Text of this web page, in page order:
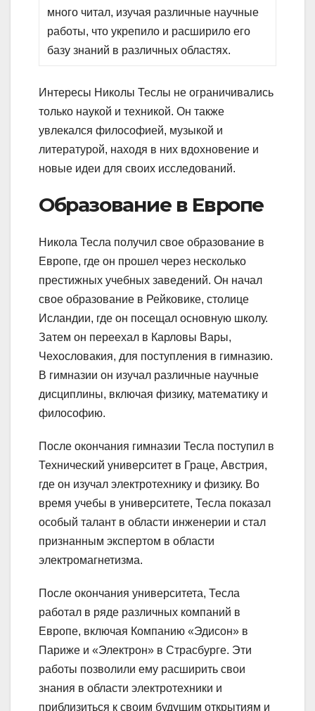
много читал, изучая различные научные
работы, что укрепило и расширило его
базу знаний в различных областях.
Интересы Николы Теслы не ограничивались
только наукой и техникой. Он также
увлекался философией, музыкой и
литературой, находя в них вдохновение и
новые идеи для своих исследований.
Образование в Европе
Никола Тесла получил свое образование в
Европе, где он прошел через несколько
престижных учебных заведений. Он начал
свое образование в Рейковике, столице
Исландии, где он посещал основную школу.
Затем он переехал в Карловы Вары,
Чехословакия, для поступления в гимназию.
В гимназии он изучал различные научные
дисциплины, включая физику, математику и
философию.
После окончания гимназии Тесла поступил в
Технический университет в Граце, Австрия,
где он изучал электротехнику и физику. Во
время учебы в университете, Тесла показал
особый талант в области инженерии и стал
признанным экспертом в области
электромагнетизма.
После окончания университета, Тесла
работал в ряде различных компаний в
Европе, включая Компанию «Эдисон» в
Париже и «Электрон» в Страсбурге. Эти
работы позволили ему расширить свои
знания в области электротехники и
приблизиться к своим будущим открытиям и